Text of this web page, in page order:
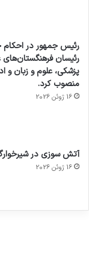
رئیس جمهور در احکام
رئیسان فرهنگستان‌های
پزشکی، علوم و زبان و
منصوب کرد.
16 ژوئن 2026
آتش سوزی در
16 ژوئن 2026
برای
کشف
توسط
…